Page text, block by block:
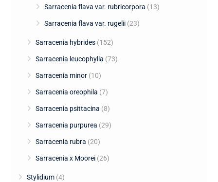
Sarracenia flava var. rubricorpora (13)
Sarracenia flava var. rugelii (23)
Sarracenia hybrides (152)
Sarracenia leucophylla (73)
Sarracenia minor (10)
Sarracenia oreophila (7)
Sarracenia psittacina (8)
Sarracenia purpurea (29)
Sarracenia rubra (20)
Sarracenia x Moorei (26)
Stylidium (4)